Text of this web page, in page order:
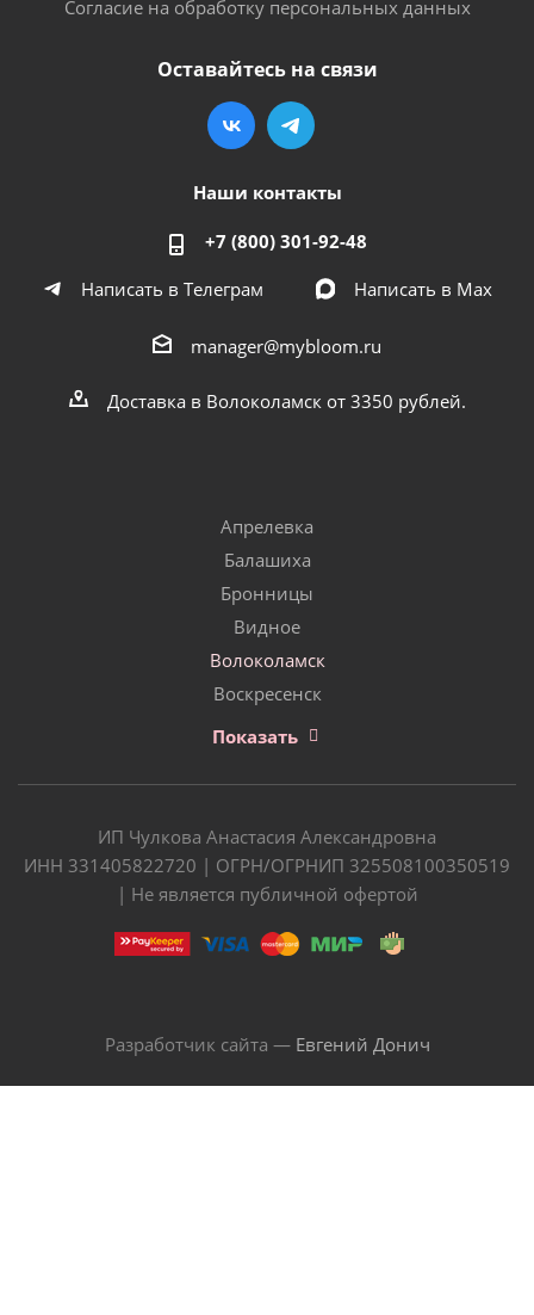
Согласие на обработку персональных данных
Оставайтесь на связи
Наши контакты
+7 (800) 301-92-48
Написать в Телеграм
Написать в Мах
manager@mybloom.ru
Доставка в Волоколамск от 3350 рублей.
Апрелевка
Балашиха
Бронницы
Видное
Волоколамск
Воскресенск
Показать
ИП Чулкова Анастасия Александровна
ИНН 331405822720 | ОГРН/ОГРНИП 325508100350519
| Не является публичной офертой
Разработчик сайта — Евгений Донич